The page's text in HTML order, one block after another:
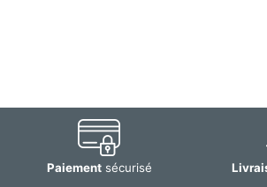
Paiementsécurisé